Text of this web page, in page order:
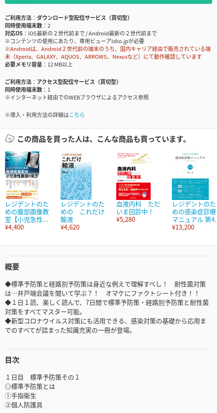
ご利用方法
ダウンロード型配信サービス（買切型）
同時使用端末数
2
対応OS
iOS最新の２世代前まで / Android最新の２世代前まで
※コンテンツの使用にあたり、専用ビューアisho.jpが必要
※Androidは、Android２世代前の端末のうち、国内キャリア経由で販売されている端
末（Xperia、GALAXY、AQUOS、ARROWS、Nexusなど）にて動作確認しています
必要メモリ容量
12 MB以上
ご利用方法
アクセス型配信サービス（買切型）
同時使用端末数
1
※インターネット経由でのWEBブラウザによるアクセス参照
※導入・利用方法の詳細はこちら
この商品を買った人は、こんな商品も買っています。
レジデントのた
めの腹部画像教
室【小児急性...
¥4,400
レジデントのた
めの これだけ
輸液
¥4,620
血液内科 ただ
いま回診中！
¥5,280
レジデントのた
めの感染症診療
マニュアル 第
¥13,200
概要
◆標準予防策と経路別予防策は身近な例えで理解すべし！ 耐性菌対策
は…井戸端会議を聞いて学ぶ？！ オマケにファクトシート付き！！
◆１日１読、楽しく読んで、7日間で標準予防策・経路別予防策と耐性菌
対策をすべてマスター可能。
◆新型コロナウイルス対策にも活用できる、感染対策の基礎から応用ま
でのすべてが詰まった知識充実の一冊が登場。
目次
１日目 標準予防策その１
◎標準予防策とは
①手指衛生
②個人防護具